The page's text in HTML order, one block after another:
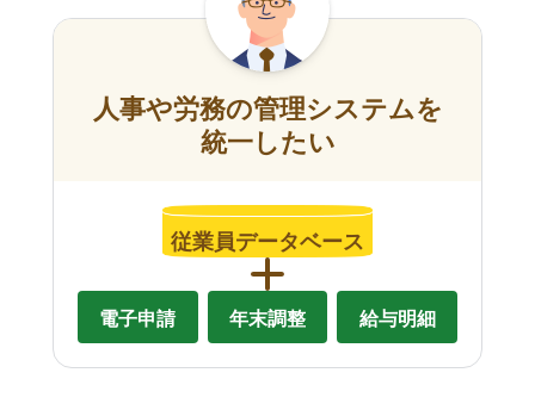
人事や労務の管理システムを
統一したい
従業員データベース
電子申請 年末調整 給与明細